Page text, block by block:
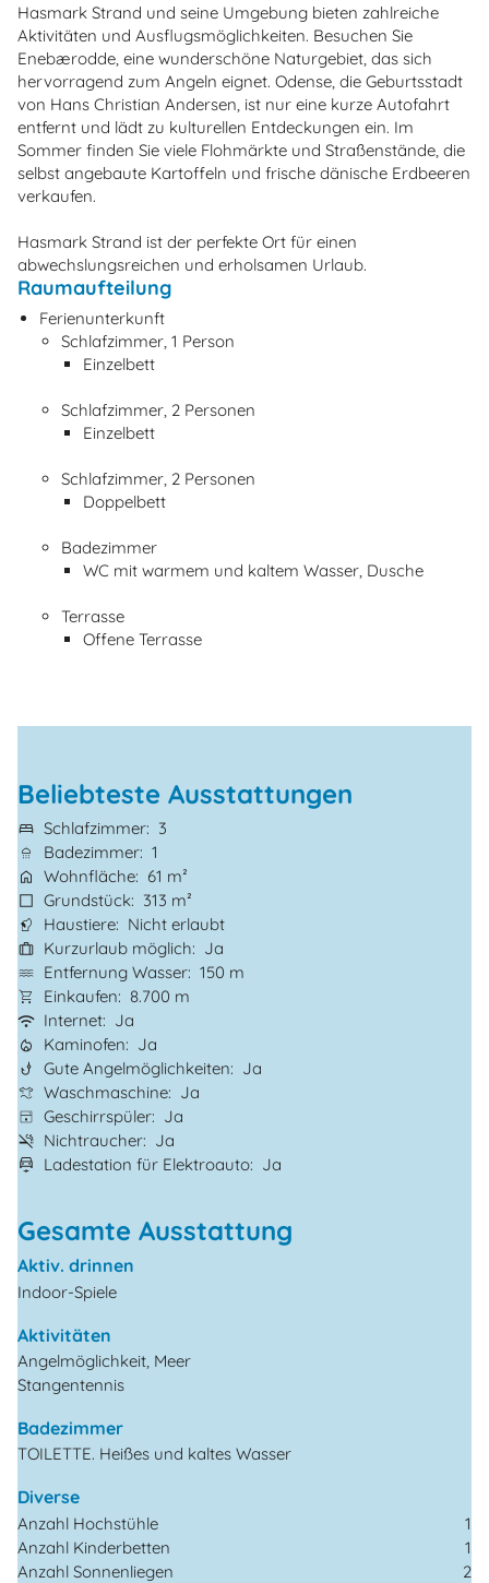
Hasmark Strand und seine Umgebung bieten zahlreiche
Aktivitäten und Ausflugsmöglichkeiten. Besuchen Sie
Enebærodde, eine wunderschöne Naturgebiet, das sich
hervorragend zum Angeln eignet. Odense, die Geburtsstadt
von Hans Christian Andersen, ist nur eine kurze Autofahrt
entfernt und lädt zu kulturellen Entdeckungen ein. Im
Sommer finden Sie viele Flohmärkte und Straßenstände, die
selbst angebaute Kartoffeln und frische dänische Erdbeeren
verkaufen.
Hasmark Strand ist der perfekte Ort für einen
abwechslungsreichen und erholsamen Urlaub.
Raumaufteilung
Ferienunterkunft
Schlafzimmer, 1 Person
Einzelbett
Schlafzimmer, 2 Personen
Einzelbett
Schlafzimmer, 2 Personen
Doppelbett
Badezimmer
WC mit warmem und kaltem Wasser, Dusche
Terrasse
Offene Terrasse
Beliebteste Ausstattungen
Schlafzimmer
3
Badezimmer 1
Wohnfläche
61 m²
Grundstück
313 m²
Haustiere
Nicht erlaubt
Kurzurlaub möglich
Ja
Entfernung Wasser 150 m
Einkaufen
8.700 m
Internet
Ja
Kaminofen
Ja
Gute Angelmöglichkeiten
Ja
Waschmaschine
Ja
Geschirrspüler
Ja
Nichtraucher
Ja
Ladestation für Elektroauto
Ja
Gesamte Ausstattung
Aktiv. drinnen
Indoor-Spiele
Aktivitäten
Angelmöglichkeit, Meer
Stangentennis
Badezimmer
TOILETTE. Heißes und kaltes Wasser
Diverse
Anzahl Hochstühle
1
Anzahl Kinderbetten
1
Anzahl Sonnenliegen
2